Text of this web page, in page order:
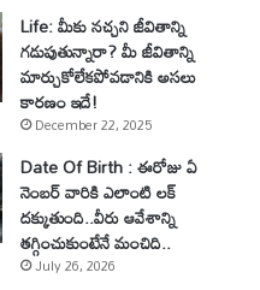
Life: మీకు నచ్చని జీవితాన్ని
గడుపుతున్నారా? మీ జీవితాన్ని
మార్చుకోలేకపోవడానికి అసలు
కారణం ఇదే!
December 22, 2025
Date Of Birth : ఈరోజు ఏ
నెంబర్ వారికి ఎలాంటి లక్
దక్కుతుంది..వీరు ఆవేశాన్ని
తగ్గించుకుంటేనే మంచిది..
July 26, 2026